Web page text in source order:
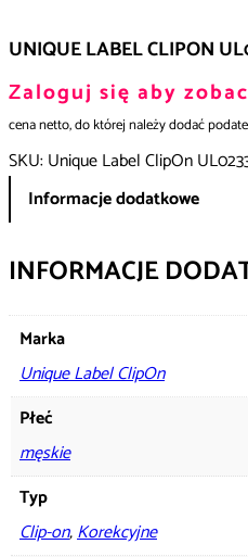
UNIQUE LABEL CLIPON
Zaloguj się aby
cena netto, do której należy dodać
SKU: Unique Label ClipOn
Informacje dodatkowe
INFORMACJE
Marka
Unique Label ClipOn
Płeć
męskie
Typ
Clip-on,Korekcyjne